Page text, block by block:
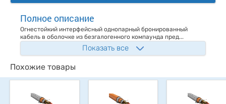
Полное описание
Огнестойкий интерфейсный однопарный бронированный
кабель в оболочке из безгалогенного компаунда пред...
Показать все
Похожие товары